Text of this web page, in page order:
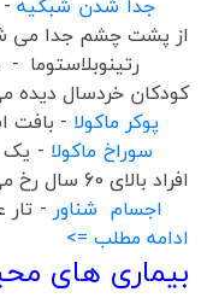
از پشت چشم جدا می
رتینوبلاستوما -
کودکان خردسال دیده
پوکر ماکولا - بافت
سوراخ ماکولا - یک
افراد بالای 60 سال رخ می دهد
اجسام شناور -
ادامه مطلب =>
بیماری های